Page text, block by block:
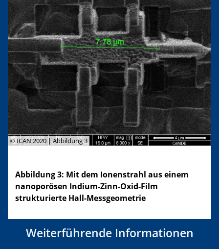
© ICAN 2020 | Abbildung 3
Abbildung 3: Mit dem Ionenstrahl aus einem
nanoporösen Indium-Zinn-Oxid-Film
strukturierte Hall-Messgeometrie
Weiterführende Informationen